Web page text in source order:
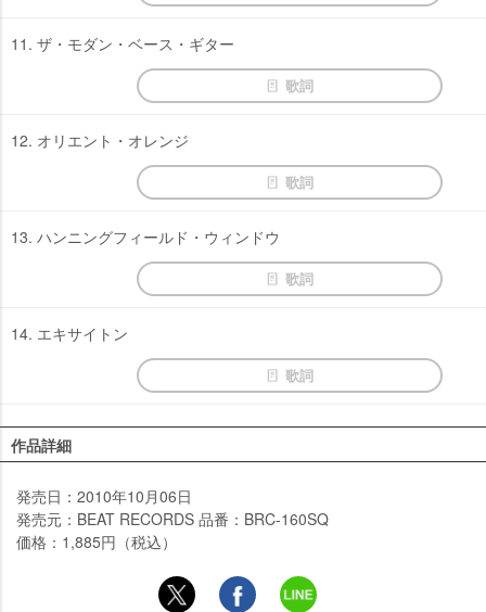
11. ザ・モダン・ベース・ギター
歌詞
12. オリエント・オレンジ
歌詞
13. ハンニングフィールド・ウィンドウ
歌詞
14. エキサイトン
歌詞
作品詳細
発売日：2010年10月06日
発売元：BEAT RECORDS 品番：BRC-160SQ
価格：1,885円（税込）